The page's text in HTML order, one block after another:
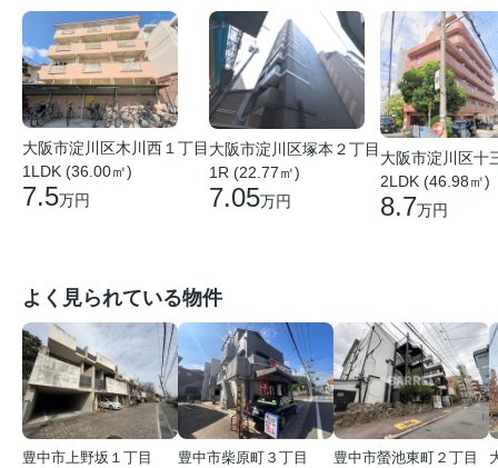
大阪市淀川区木川西１丁目
1LDK (36.00㎡)
7.5万円
大阪市淀川区塚本２丁目
1R (22.77㎡)
7.05万円
大阪市淀川区十
2LDK (46.98㎡)
8.7万円
よく見られている物件
豊中市上野坂１丁目
豊中市柴原町３丁目
豊中市螢池東町２丁目